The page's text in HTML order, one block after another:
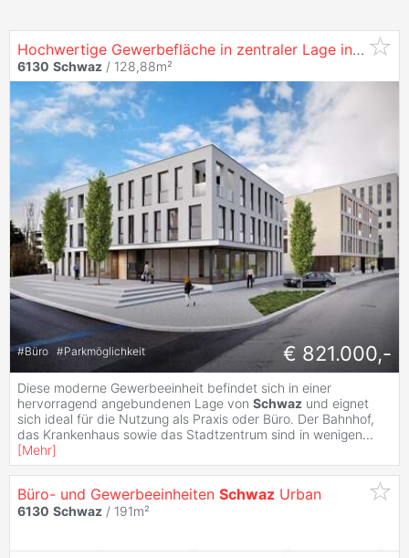
Hochwertige Gewerbefläche in zentraler Lage in
6130 Schwaz / 128,88m²
#Büro #Parkmöglichkeit € 821.000,-
Diese moderne Gewerbeeinheit befindet sich in einer
hervorragend angebundenen Lage von Schwaz und eignet
sich ideal für die Nutzung als Praxis oder Büro. Der Bahnhof,
das Krankenhaus sowie das Stadtzentrum sind in wenigen...
[Mehr]
Büro- und Gewerbeeinheiten Schwaz Urban
6130 Schwaz / 191m²